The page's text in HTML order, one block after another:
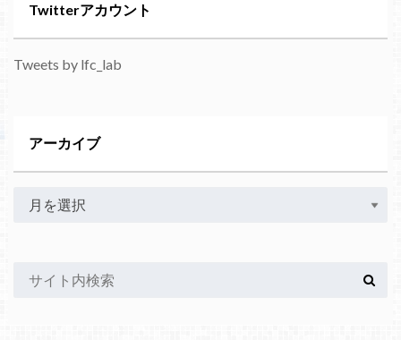
Twitterアカウント
Tweets by lfc_lab
アーカイブ